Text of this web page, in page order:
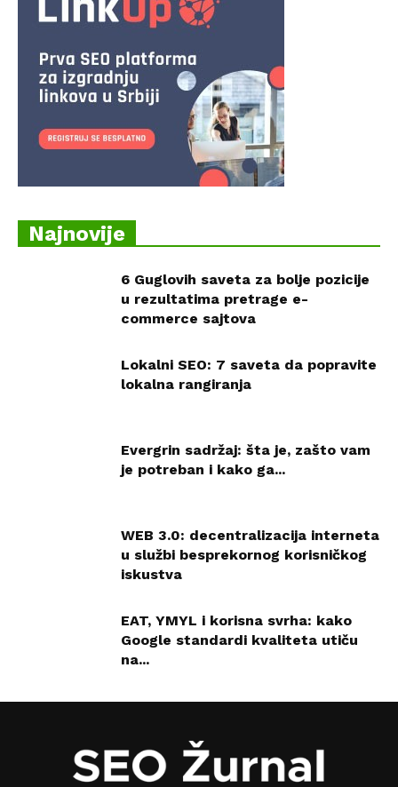
Najnovije
6 Guglovih saveta za bolje pozicije
u rezultatima pretrage e-
commerce sajtova
Lokalni SEO: 7 saveta da popravite
lokalna rangiranja
Evergrin sadržaj: šta je, zašto vam
je potreban i kako ga...
WEB 3.0: decentralizacija interneta
u službi besprekornog korisničkog
iskustva
EAT, YMYL i korisna svrha: kako
Google standardi kvaliteta utiču
na...